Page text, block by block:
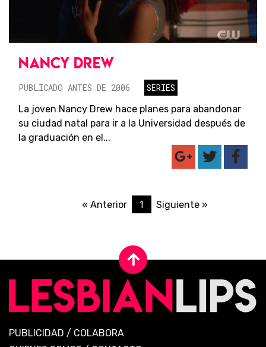
NANCY DREW
PUBLICADO ANTES DE 2006
SERIES
La joven Nancy Drew hace planes para abandonar
su ciudad natal para ir a la Universidad después de
la graduación en el...
« Anterior 1 Siguiente »
PUBLICIDAD / COLABORA